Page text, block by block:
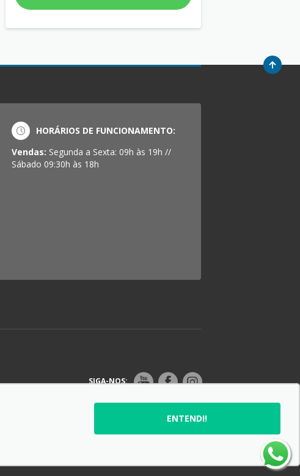
HORÁRIOS DE FUNCIONAMENTO:
Vendas: Segunda a Sexta: 09h às 19h //
Sábado 09:30h às 18h
SIGA-NOS:
ENTENDI!